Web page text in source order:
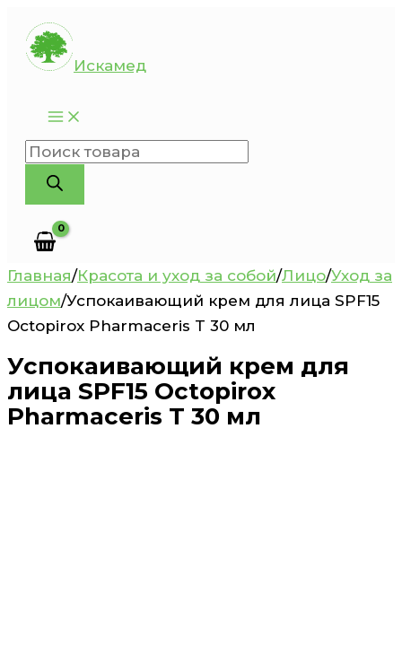
Перейти
содержимому
Искамед
Поиск
товаров
Главная/Красота и уход за собой/Лицо/Уход за
лицом/Успокаивающий крем для лица SPF15
Octopirox Pharmaceris T 30 мл
Успокаивающий крем для
лица SPF15 Octopirox
Pharmaceris T 30 мл